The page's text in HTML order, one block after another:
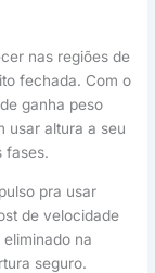
nas regiões de
fechada. Com o
ganha peso
usar altura a seu
fases.
pra usar
de velocidade
na
seguro.